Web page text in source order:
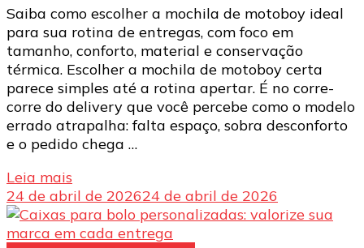
Saiba como escolher a mochila de motoboy ideal
para sua rotina de entregas, com foco em
tamanho, conforto, material e conservação
térmica. Escolher a mochila de motoboy certa
parece simples até a rotina apertar. É no corre-
corre do delivery que você percebe como o modelo
errado atrapalha: falta espaço, sobra desconforto
e o pedido chega …
Leia mais
24 de abril de 202624 de abril de 2026